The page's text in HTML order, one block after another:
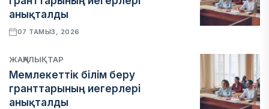
анықталды
07 ТАМЫЗ, 2026
ЖАҢАЛЫҚТАР
Мемлекеттік білім беру
гранттарының иегерлері
анықталды